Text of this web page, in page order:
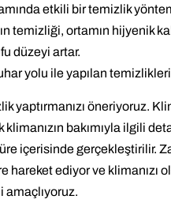
etkili bir temizlik
temizliği, ortamın hijyenik
düzeyi artar.
yolu ile yapılan
yaptırmanızı öneriyoruz.
bakımıyla ilgili
içerisinde gerçekleştirilir.
hareket ediyor ve klimanızı
amaçlıyoruz.